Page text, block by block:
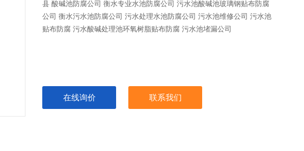
县 酸碱池防腐公司 衡水专业水池防腐公司 污水池酸碱池玻璃钢贴布防腐
公司 衡水污水池防腐公司 污水处理水池防腐公司 污水池维修公司 污水池
贴布防腐 污水酸碱处理池环氧树脂贴布防腐 污水池堵漏公司
在线询价 联系我们